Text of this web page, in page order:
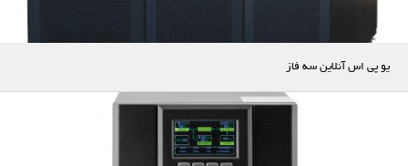
یو پی اس آنلاین سه فاز